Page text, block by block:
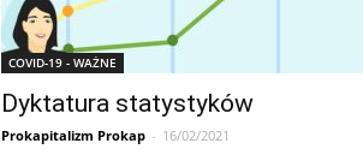
COVID-19 - WAŻNE
Dyktatura statystyków
Prokapitalizm Prokap - 16/02/2021